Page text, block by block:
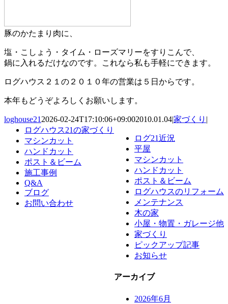
豚のかたまり肉に、
塩・こしょう・タイム・ローズマリーをすりこんで、
鍋に入れるだけなのです。これなら私も手軽にできます。
ログハウス２１の２０１０年の営業は５日からです。
本年もどうぞよろしくお願いします。
loghouse21 2026-02-24T17:10:06+09:002010.01.04|家づくり |
ログ21近況
平屋
マシンカット
ハンドカット
ポスト＆ビーム
ログハウスのリフォーム
メンテナンス
木の家
小屋・物置・ガレージ他
家づくり
ピックアップ記事
お知らせ
アーカイブ
2026年6月
ログハウス21の家づくり
マシンカット
ハンドカット
ポスト＆ビーム
施工事例
Q&A
ブログ
お問い合わせ